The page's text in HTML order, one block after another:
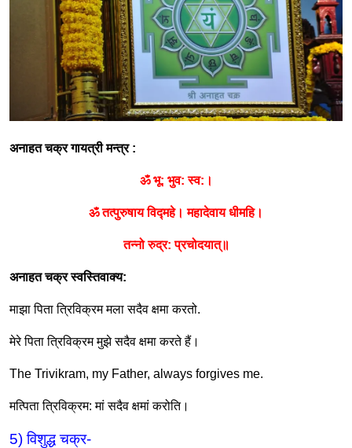
अनाहत चक्र गायत्री मन्त्र:
ॐ भू: भुव:स्व: ।
ॐ तत्पुरुषाय विद्महे। महादेवाय धीमहि।
तन्नो रुद्र:प्रचोदयात्॥
अनाहत चक्र स्वस्तिवाक्य:
माझा पिता त्रिविक्रम मला सदैव क्षमा करतो.
मेरे पिता त्रिविक्रम मुझे सदैव क्षमा करते हैं।
The Trivikram, my Father, always forgives me.
मत्पिता त्रिविक्रम:मां सदैव क्षमां करोति।
5)विशुद्ध चक्र-